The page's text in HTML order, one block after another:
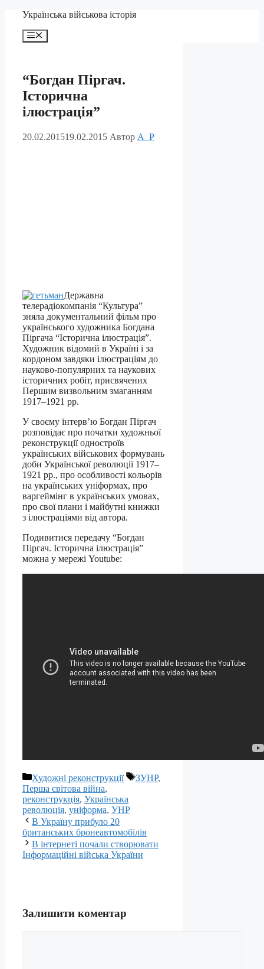
Перейти
вмісту
Українська військова історія
Меню
“Богдан Піргач.
Історична
ілюстрація”
20.02.201519.02.2015 Автор A_P
Державна
телерадіокомпанія “Культура”
зняла документальний фільм про
українського художника Богдана
Піргача “Історична ілюстрація”.
Художник відомий в Україні і за
кордоном завдяки ілюстраціям до
науково-популярних та наукових
історичних робіт, присвячених
Першим визвольним змаганням
1917–1921 рр.
У своєму інтерв’ю Богдан Піргач
розповідає про початки художньої
реконструкції одностроїв
українських військових формувань
доби Української революції 1917–
1921 рр., про особливості кольорів
на українських уніформах, про
варгеймінг в українських умовах,
про свої плани і майбутні книжки
з ілюстраціями від автора.
Подивитися передачу “Богдан
Піргач. Історична ілюстрація”
можна у мережі Youtube:
Категорії
Художні реконструкції Позначки
ЗУНР,
Перша світова війна,
реконструкція, Українська
революція, уніформа, УНР
В Україну прибуло 20
британських бронеавтомобілів
В інтернеті почали створювати
Інформаційні війська України
Залишити коментар